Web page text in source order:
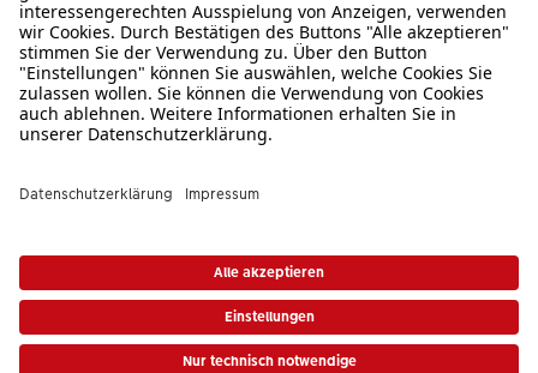
Sortiment
Service
0720 710 789Mo. bis So. von 08:00 – 22:00 Uhr
* Die UVP gelten inkl. MwSt. zzgl. Versandkosten (ggf. auch bei Filialabholung) gem.